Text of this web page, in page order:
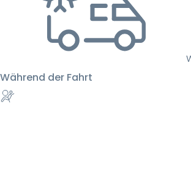
Während der Fahrt